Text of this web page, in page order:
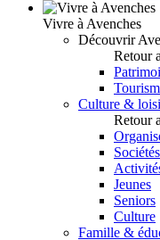
Vivre à Avenches
Découvrir
Retour
Culture &
Retour
Jeunes
Seniors
Culture
Famille &